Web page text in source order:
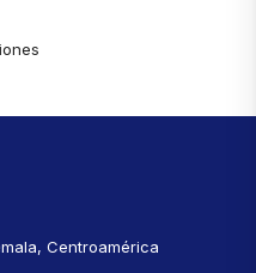
Centroamérica